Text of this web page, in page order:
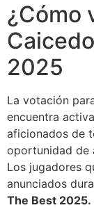
¿Cómo
2025
La votación
encuentra
aficionados de
oportunidad de
Los jugadores
anunciados
The Best 2025.